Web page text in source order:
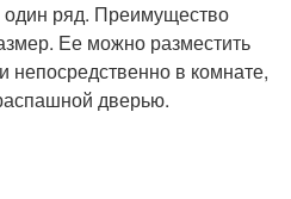
ряд. Преимущество
Ее можно разместить
непосредственно в комнате,
дверью.